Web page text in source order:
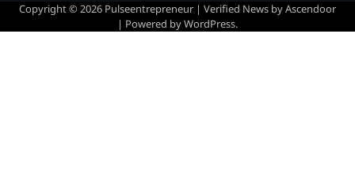
Copyright © 2026 Pulseentrepreneur | Verified News byAscendoor
| Powered byWordPress.